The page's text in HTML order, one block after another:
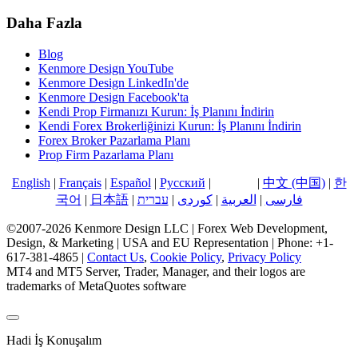
Daha Fazla
Blog
Kenmore Design YouTube
Kenmore Design LinkedIn'de
Kenmore Design Facebook'ta
Kendi Prop Firmanızı Kurun: İş Planını İndirin
Kendi Forex Brokerliğinizi Kurun: İş Planını İndirin
Forex Broker Pazarlama Planı
Prop Firm Pazarlama Planı
English | Français| Español | Русский | | 中文 (中国)| 한
국어 | 日本語| עברית | کوردی| العربية | فارسی
©2007-2026 Kenmore Design LLC | Forex Web Development,
Design, & Marketing | USA and EU Representation | Phone: +1-
617-381-4865 | Contact Us, Cookie Policy, Privacy Policy
MT4 and MT5 Server, Trader, Manager, and their logos are
trademarks of MetaQuotes software
Hadi İş Konuşalım